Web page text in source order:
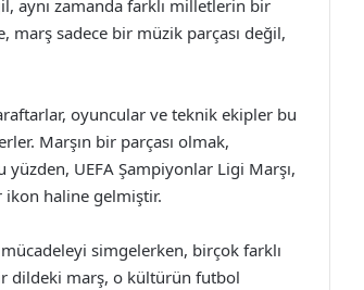
aynı zamanda farklı milletlerin bir
marş sadece bir müzik parçası değil,
oyuncular ve teknik ekipler bu
Marşın bir parçası olmak,
UEFA Şampiyonlar Ligi Marşı,
ikon haline gelmiştir.
simgelerken, birçok farklı
dildeki marş, o kültürün futbol